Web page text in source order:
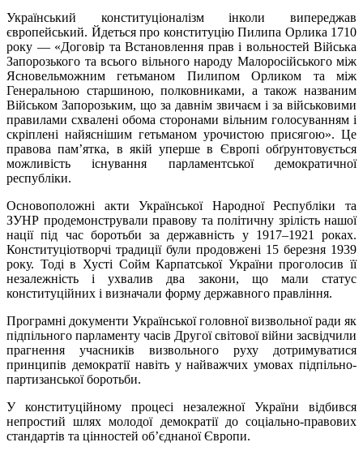
Український конституціоналізм інколи випереджав
європейський. Йдеться про конституцію Пилипа Орлика 1710
року — «Договір та Встановлення прав і вольностей Війська
Запорозького та всього вільного народу Малоросійського між
Ясновельможним гетьманом Пилипом Орликом та між
Генеральною старшиною, полковниками, а також названим
Військом Запорозьким, що за давнім звичаєм і за військовими
правилами схвалені обома сторонами вільним голосуванням і
скріплені найяснішим гетьманом урочистою присягою». Це
правова пам’ятка, в якій уперше в Європі обґрунтовується
можливість існування парламентської демократичної
республіки.
Основоположні акти Української Народної Республіки та
ЗУНР продемонстрували правову та політичну зрілість нашої
нації під час боротьби за державність у 1917–1921 роках.
Конституціотворчі традиції були продовжені 15 березня 1939
року. Тоді в Хусті Сойм Карпатської України проголосив її
незалежність і ухвалив два закони, що мали статус
конституційних і визначали форму державного правління.
Програмні документи Української головної визвольної ради як
підпільного парламенту часів Другої світової війни засвідчили
прагнення учасників визвольного руху дотримуватися
принципів демократії навіть у найважчих умовах підпільно-
партизанської боротьби.
У конституційному процесі незалежної України відбився
непростий шлях молодої демократії до соціально-правових
стандартів та цінностей об’єднаної Європи.